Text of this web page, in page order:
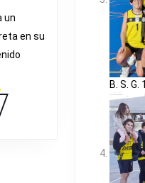
un
en su
B. S.